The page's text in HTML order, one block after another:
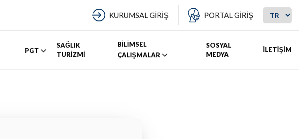
KURUMSAL GİRİŞ PORTAL GİRİŞ
PGT
SAĞLIK
TURİZMİ
BİLİMSEL
ÇALIŞMALAR
SOSYAL
MEDYA
İLETİŞİM